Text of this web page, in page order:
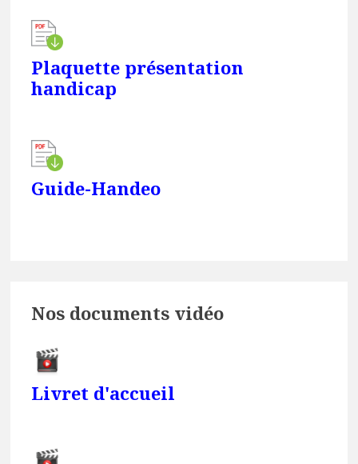
Plaquette présentation
handicap
Guide-Handeo
Nos documents vidéo
Livret d'accueil